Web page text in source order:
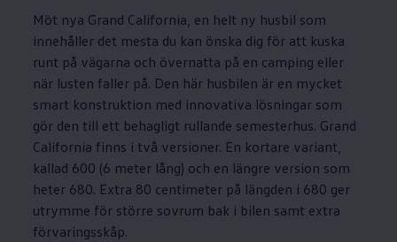
Möt nya Grand California, en helt ny husbil som
innehåller det mesta du kan önska dig för att kuska
runt på vägarna och övernatta på en camping eller
när lusten faller på. Den här husbilen är en mycket
smart konstruktion med innovativa lösningar som
gör den till ett behagligt rullande semesterhus. Grand
California finns i två versioner. En kortare variant,
kallad 600 (6 meter lång) och en längre version som
heter 680. Extra 80 centimeter på längden i 680 ger
utrymme för större sovrum bak i bilen samt extra
förvaringsskåp.